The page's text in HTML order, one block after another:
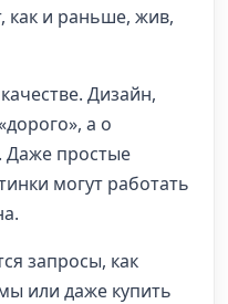
как и раньше, жив,
Дизайн,
а о
Даже простые
могут работать
запросы, как
или даже купить